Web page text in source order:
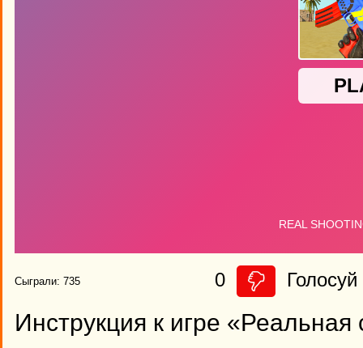
Сыграли: 735 0 Голосуй
Инструкция к игре «Реальная